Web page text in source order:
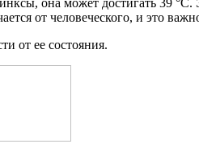
от человеческого, и это
от ее состояния.